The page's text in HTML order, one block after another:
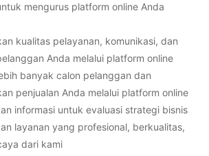
mengurus platform online Anda
kualitas pelayanan, komunikasi, dan
Anda melalui platform online
banyak calon pelanggan dan
penjualan Anda melalui platform online
informasi untuk evaluasi strategi bisnis
layanan yang profesional, berkualitas,
dari kami